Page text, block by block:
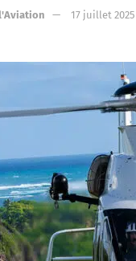
17 juillet 2025